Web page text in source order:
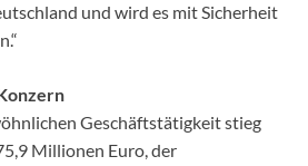
und wird es mit Sicherheit
Geschäftstätigkeit stieg
Millionen Euro, der